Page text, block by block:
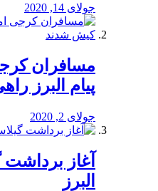
جولای 14, 2020
مسافران
پیام البرز
جولای 2, 2020
آغاز
البرز